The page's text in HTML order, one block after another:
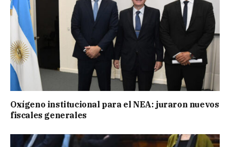
Oxígeno institucional para el NEA: juraron nuevos
fiscales generales